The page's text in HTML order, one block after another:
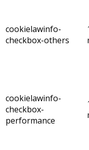
cookielawinfo-
checkbox-others
cookielawinfo-
checkbox-
performance